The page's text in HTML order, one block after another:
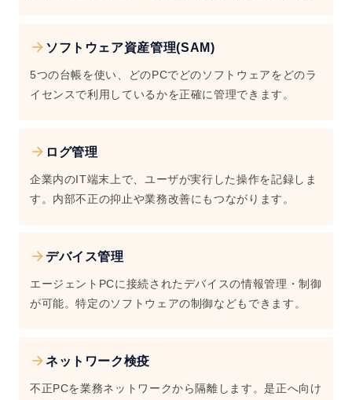
ソフトウェア資産管理(SAM)
5つの台帳を使い、どのPCでどのソフトウェアをどのラ
イセンスで利用しているかを正確に管理できます。
ログ管理
企業内のIT端末上で、ユーザが実行した操作を記録しま
す。内部不正の抑止や業務改善にもつながります。
デバイス管理
エージェントPCに接続されたデバイスの情報管理・制御
が可能。特定のソフトウェアの制御などもできます。
ネットワーク検疫
不正PCを業務ネットワークから隔離します。是正へ向け